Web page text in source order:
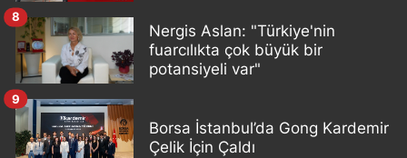
Nergis Aslan: "Türkiye'nin
fuarcılıkta çok büyük bir
potansiyeli var"
8
Borsa İstanbul’da Gong Kardemir
Çelik İçin Çaldı
9